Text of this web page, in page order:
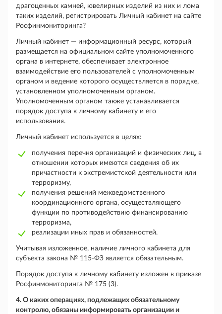
драгоценных камней, ювелирных изделий из них и лома
таких изделий, регистрировать Личный кабинет на сайте
Росфинмониторинга?
Личный кабинет — информационный ресурс, который
размещается на официальном сайте уполномоченного
органа в интернете, обеспечивает электронное
взаимодействие его пользователей с уполномоченным
органом и ведение которого осуществляется в порядке,
установленном уполномоченным органом.
Уполномоченным органом также устанавливается
порядок доступа к личному кабинету и его
использования.
Личный кабинет используется в целях:
получения перечня организаций и физических лиц, в
отношении которых имеются сведения об их
причастности к экстремистской деятельности или
терроризму,
получения решений межведомственного
координационного органа, осуществляющего
функции по противодействию финансированию
терроризма,
реализации иных прав и обязанностей.
Учитывая изложенное, наличие личного кабинета для
субъекта закона № 115-ФЗ является обязательным.
Порядок доступа к личному кабинету изложен в приказе
Росфинмониторинга № 175 (3).
4. О каких операциях, подлежащих обязательному
контролю, обязаны информировать организации и